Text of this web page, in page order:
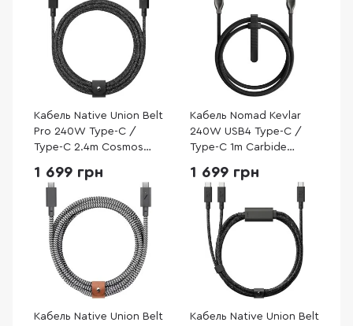
Кабель Native Union Belt
Pro 240W Type-C /
Type-C 2.4m Cosmos
NP)
1 699 грн
Кабель Nomad Kevlar
240W USB4 Type-C /
Type-C 1m Carbide
1 699 грн
Кабель Native Union Belt
Кабель Native Union Belt